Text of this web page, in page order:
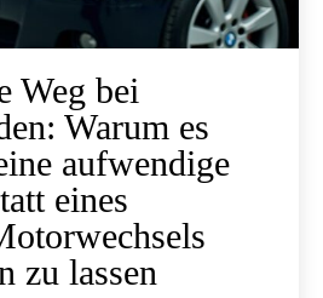
Weg bei
Warum es
aufwendige
eines
zu lassen